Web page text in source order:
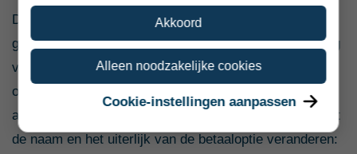
De manier van betalen blijft vrijwel identiek aan wat je
gewend bent. Je betaalt nog steeds eenvoudig en veilig
via de Knab App, zonder dat je iets hoeft te installeren
of om te schakelen. Alle aanpassingen worden
automatisch geregeld. Wat je vooral zult merken, is dat
de naam en het uiterlijk van de betaaloptie veranderen:
Akkoord
Alleen noodzakelijke cookies
Cookie-instellingen aanpassen